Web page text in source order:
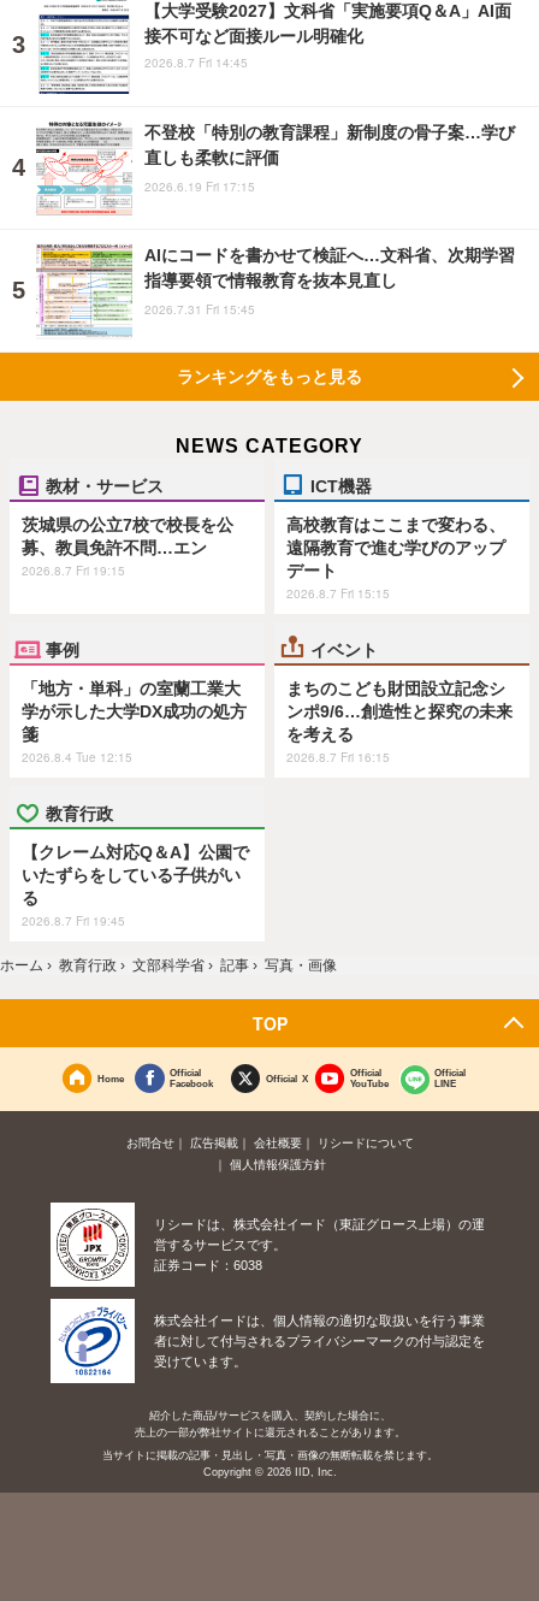
【大学受験2027】文科省「実施要項Q＆A」AI面
接不可など面接ルール明確化
2026.8.7 Fri 14:45
不登校「特別の教育課程」新制度の骨子案…学び
直しも柔軟に評価
2026.6.19 Fri 17:15
AIにコードを書かせて検証へ…文科省、次期学習
指導要領で情報教育を抜本見直し
2026.7.31 Fri 15:45
ランキングをもっと見る
NEWS CATEGORY
教材・サービス
茨城県の公立7校で校長を公
募、教員免許不問…エン
2026.8.7 Fri 19:15
ICT機器
高校教育はここまで変わる、
遠隔教育で進む学びのアップ
デート
2026.8.7 Fri 15:15
事例
「地方・単科」の室蘭工業大
学が示した大学DX成功の処方
箋
2026.8.4 Tue 12:15
イベント
まちのこども財団設立記念シ
ンポ9/6…創造性と探究の未来
を考える
2026.8.7 Fri 16:15
教育行政
【クレーム対応Q＆A】公園で
いたずらをしている子供がい
る
2026.8.7 Fri 19:45
ホーム › 教育行政 › 文部科学省 › 記事 › 写真・画像
TOP
Home
Official
Facebook
Official X
Official
YouTube
Official
LINE
お問合せ 広告掲載 会社概要
リシードについて
個人情報保護方針
リシードは、株式会社イード（東証グロース上場）の運
営するサービスです。
証券コード：6038
株式会社イードは、個人情報の適切な取扱いを行う事業
者に対して付与されるプライバシーマークの付与認定を
受けています。
紹介した商品/サービスを購入、契約した場合に、
売上の一部が弊社サイトに還元されることがあります。
当サイトに掲載の記事・見出し・写真・画像の無断転載を禁じます。
Copyright © 2026 IID, Inc.